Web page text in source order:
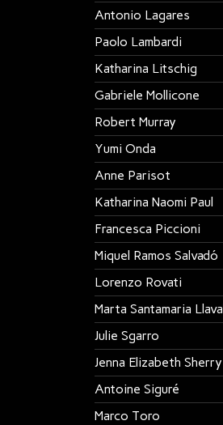
Antonio Lagares
Paolo Lambardi
Katharina Litschig
Gabriele Mollicone
Robert Murray
Yumi Onda
Anne Parisot
Katharina Naomi Paul
Francesca Piccioni
Miquel Ramos Salvadó
Lorenzo Rovati
Marta Santamaria Llavall
Julie Sgarro
Jenna Elizabeth Sherry
Antoine Siguré
Marco Toro